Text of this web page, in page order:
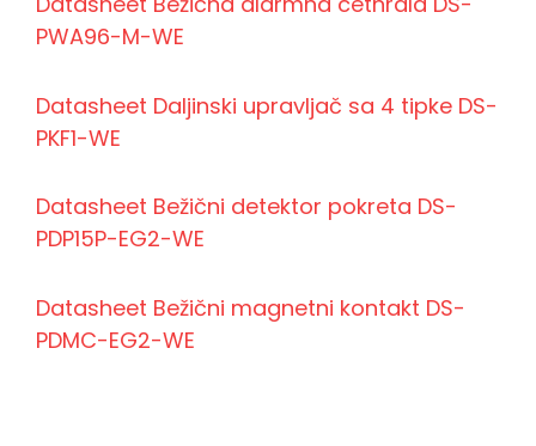
PWA96-M-WE
Datasheet Daljinski upravljač sa 4 tipke DS-
PKF1-WE
Datasheet Bežični detektor pokreta DS-
PDP15P-EG2-WE
Datasheet Bežični magnetni kontakt DS-
PDMC-EG2-WE